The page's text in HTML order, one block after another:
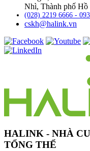
Nhì, Thành phố
(028) 2219 6666 -
cskh@halink.vn
HALINK - NHÀ
TỔNG THỂ